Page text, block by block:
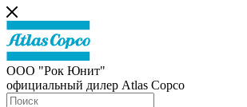
ООО "Рок Юнит"
официальный дилер Atlas Copco